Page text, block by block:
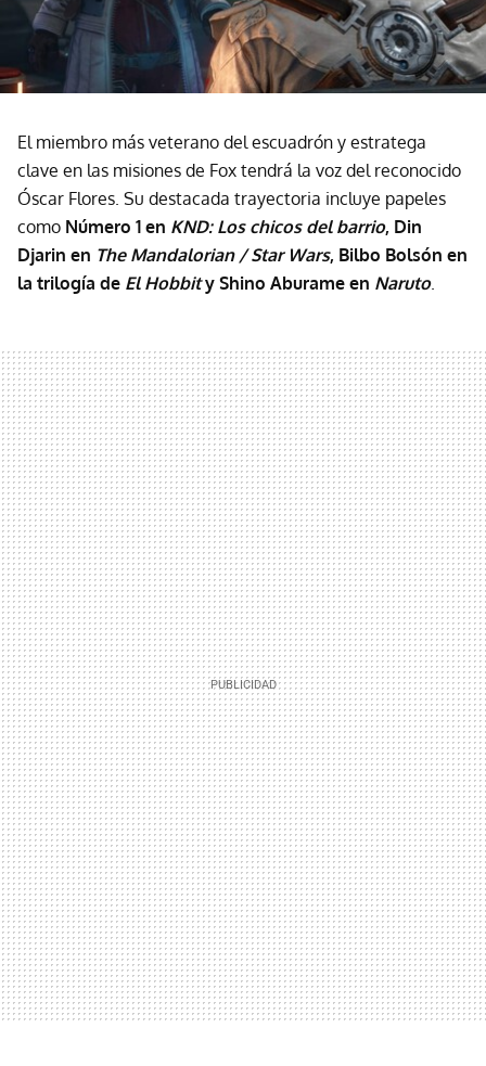
El miembro más veterano del escuadrón y estratega
clave en las misiones de Fox tendrá la voz del reconocido
Óscar Flores. Su destacada trayectoria incluye papeles
como Número 1 en KND: Los chicos del barrio, Din
Djarin en The Mandalorian / Star Wars, Bilbo Bolsón en
la trilogía de El Hobbity Shino Aburame en Naruto.